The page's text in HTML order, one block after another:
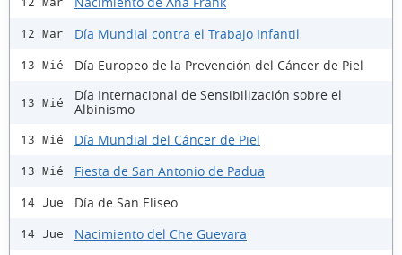
12 Mar Día Mundial contra el Trabajo Infantil
13 Mié Día Europeo de la Prevención del Cáncer de Piel
13 Mié
Día Internacional de Sensibilización sobre el
Albinismo
13 Mié Día Mundial del Cáncer de Piel
13 Mié Fiesta de San Antonio de Padua
14 Jue Día de San Eliseo
14 Jue Nacimiento del Che Guevara